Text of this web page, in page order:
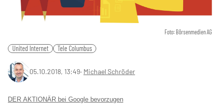
Foto: Börsenmedien AG
United Internet Tele Columbus
05.10.2018, 13:49‧ Michael Schröder
DER AKTIONÄR bei Google bevorzugen